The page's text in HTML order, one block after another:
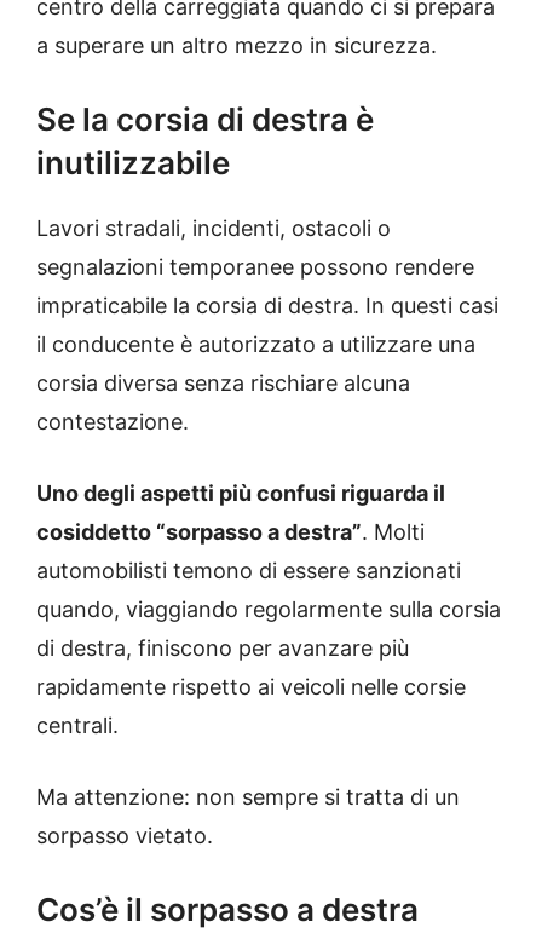
centro della carreggiata quando ci si prepara
a superare un altro mezzo in sicurezza.
Se la corsia di destra è
inutilizzabile
Lavori stradali, incidenti, ostacoli o
segnalazioni temporanee possono rendere
impraticabile la corsia di destra. In questi casi
il conducente è autorizzato a utilizzare una
corsia diversa senza rischiare alcuna
contestazione.
Uno degli aspetti più confusi riguarda il
cosiddetto “sorpasso a destra”. Molti
automobilisti temono di essere sanzionati
quando, viaggiando regolarmente sulla corsia
di destra, finiscono per avanzare più
rapidamente rispetto ai veicoli nelle corsie
centrali.
Ma attenzione: non sempre si tratta di un
sorpasso vietato.
Cos’è il sorpasso a destra